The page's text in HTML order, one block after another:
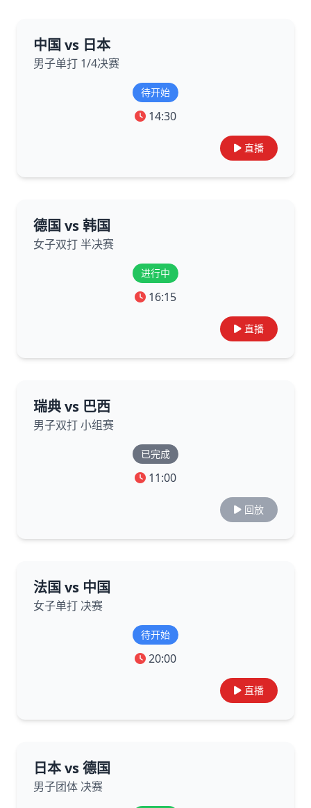
中国 vs 日本
男子单打 1/4决赛
待开始
14:30
直播
德国 vs 韩国
女子双打 半决赛
进行中
16:15
直播
瑞典 vs 巴西
男子双打 小组赛
已完成
11:00
回放
法国 vs 中国
女子单打 决赛
待开始
20:00
直播
日本 vs 德国
男子团体 决赛